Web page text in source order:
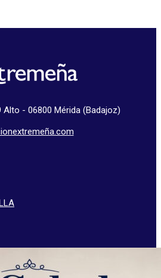
Alto - 06800 Mérida (Badajoz)